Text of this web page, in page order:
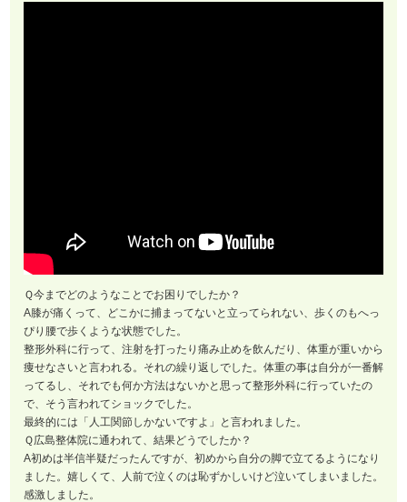
Ｑ今までどのようなことでお困りでしたか？
A膝が痛くって、どこかに捕まってないと立ってられない、歩くのもへっ
ぴり腰で歩くような状態でした。
整形外科に行って、注射を打ったり痛み止めを飲んだり、体重が重いから
痩せなさいと言われる。それの繰り返しでした。体重の事は自分が一番解
ってるし、それでも何か方法はないかと思って整形外科に行っていたの
で、そう言われてショックでした。
最終的には「人工関節しかないですよ」と言われました。
Ｑ広島整体院に通われて、結果どうでしたか？
A初めは半信半疑だったんですが、初めから自分の脚で立てるようになり
ました。嬉しくて、人前で泣くのは恥ずかしいけど泣いてしまいました。
感激しました。